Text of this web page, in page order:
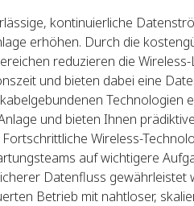
kontinuierliche
erhöhen. Durch die
reduzieren die
und bieten dabei eine
Technologien
und bieten Ihnen
Wireless-
auf wichtigere
Datenfluss gewährleistet
Betrieb mit nahtloser,